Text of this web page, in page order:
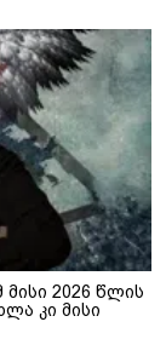
2026 წლის
კი მისი